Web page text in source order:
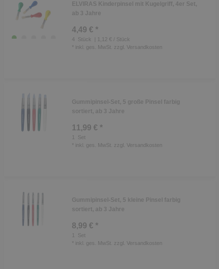
ELVIRAS Kinderpinsel mit Kugelgriff, 4er Set,
ab 3 Jahre
4,49 € *
4 Stück
| 1,12 € / Stück
* inkl. ges. MwSt. zzgl. Versandkosten
Gummipinsel-Set, 5 große Pinsel farbig
sortiert, ab 3 Jahre
11,99 € *
1
Set
* inkl. ges. MwSt. zzgl. Versandkosten
Gummipinsel-Set, 5 kleine Pinsel farbig
sortiert, ab 3 Jahre
8,99 € *
1
Set
* inkl. ges. MwSt. zzgl. Versandkosten